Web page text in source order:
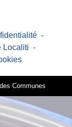
-
Localiti -
Communes